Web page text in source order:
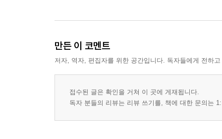
만든 이 코멘트
저자, 역자, 편집자를 위한 공간입니다. 독자들에게 전하
접수된 글은 확인을 거쳐 이 곳에 게재됩니다.
독자 분들의 리뷰는 리뷰 쓰기를, 책에 대한 문의는